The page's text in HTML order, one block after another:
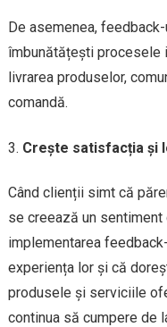
De asemenea,
îmbunătățești procesele
livrarea produselor,
comandă.
Crește satisfacția și
Când clienții simt că
se creează un
implementarea
experiența lor și că
produsele și serviciile
continua să cumpere de